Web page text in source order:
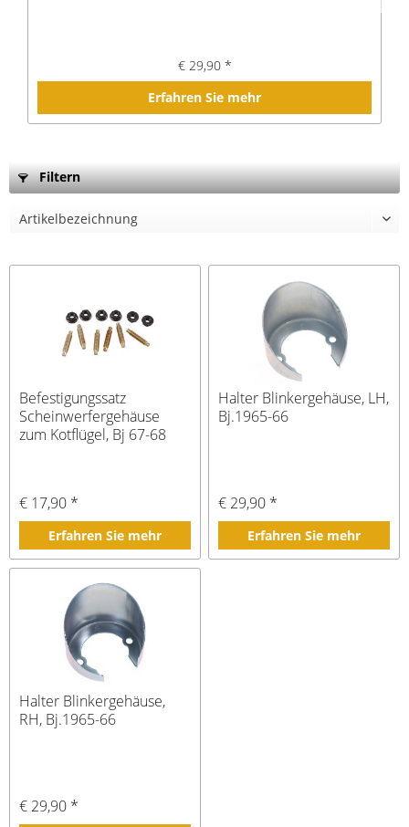
€ 29,90 *
Erfahren Sie mehr
Filtern
Befestigungssatz
Scheinwerfergehäuse
zum Kotflügel, Bj 67-68
€ 17,90 *
Erfahren Sie mehr
Halter Blinkergehäuse, LH,
Bj.1965-66
€ 29,90 *
Erfahren Sie mehr
Halter Blinkergehäuse,
RH, Bj.1965-66
€ 29,90 *